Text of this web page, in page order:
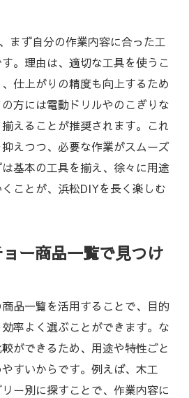
まず自分の作業内容に合った工
。理由は、適切な工具を使うこ
仕上がりの精度も向上するため
方には電動ドリルやのこぎりな
えることが推奨されます。これ
えつつ、必要な作業がスムーズ
基本の工具を揃え、徐々に用途
ことが、浜松DIYを長く楽しむ
ー商品一覧で見つけ
品一覧を活用することで、目的
率よく選ぶことができます。な
ができるため、用途や特性ごと
すいからです。例えば、木工
ー別に探すことで、作業内容に